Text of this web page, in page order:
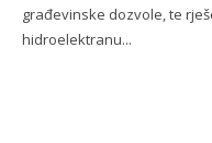
građevinske dozvole, te
hidroelektranu...